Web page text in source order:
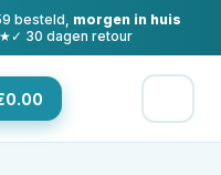
besteld, morgen in huis
✓ 30 dagen retour
0.00